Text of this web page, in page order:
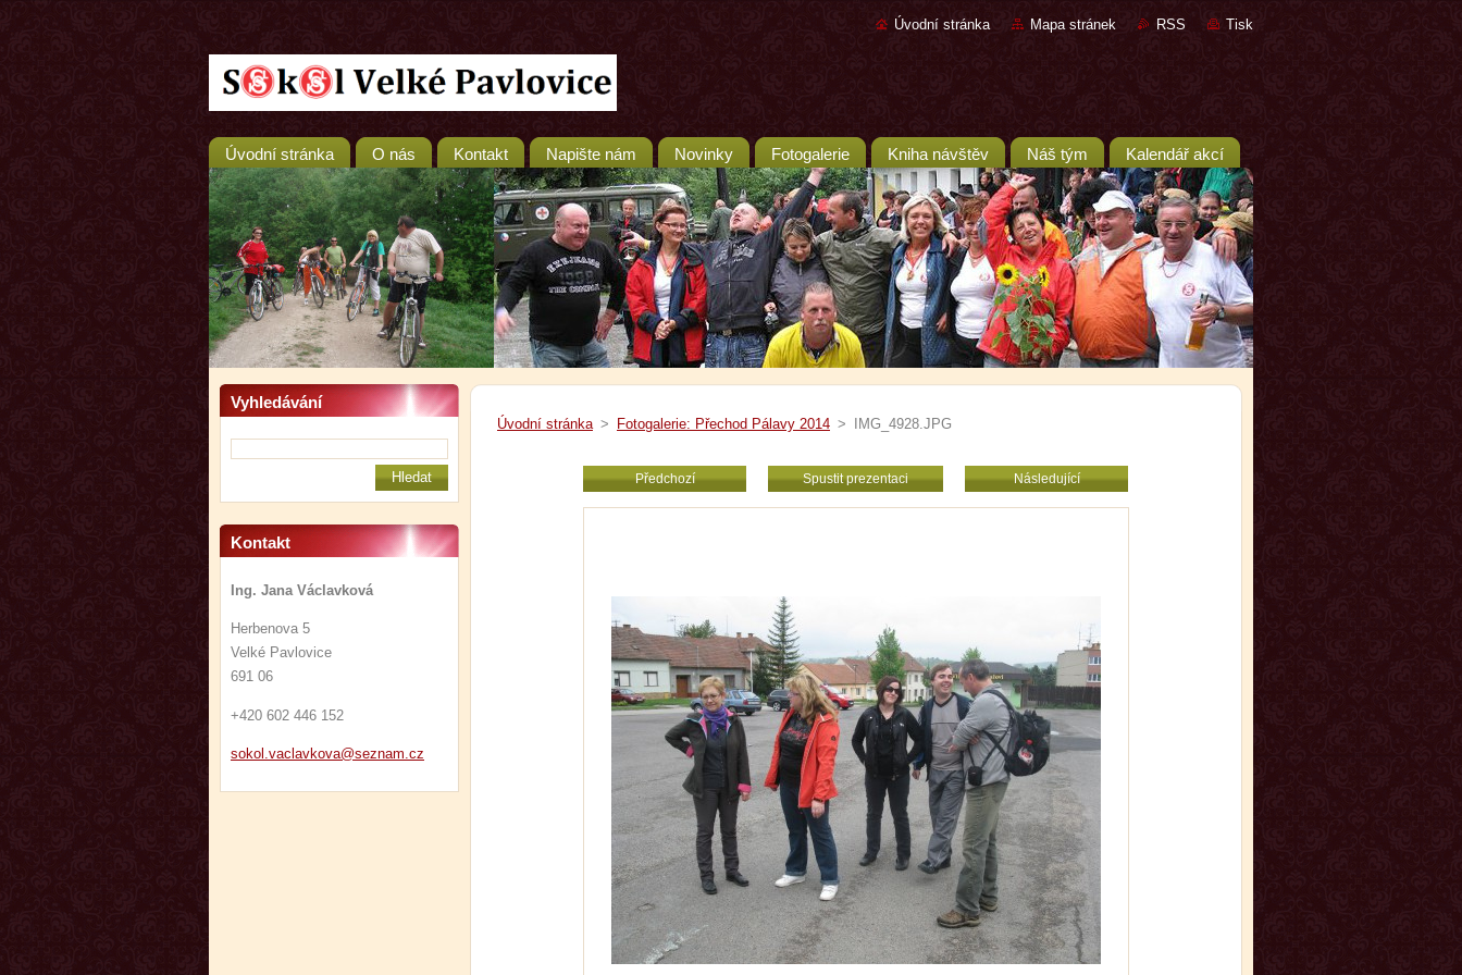
Úvodní stránka Mapa stránek RSS Tisk
Úvodní stránka O nás Kontakt Napište nám Novinky Fotogalerie Kniha návštěv Náš tým Kalendář akcí
Vyhledávání
Kontakt
Ing. Jana Václavková
Herbenova 5
Velké Pavlovice
691 06
+420 602 446 152
sokol.vaclavkova@seznam. cz
Úvodní stránka > Fotogalerie: Přechod Pálavy 2014 > IMG_4928.JPG
Předchozí Spustit prezentaci Následující